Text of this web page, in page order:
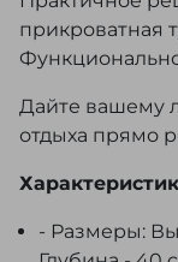
прикроватная
Дайте вашему
отдыха прямо
- Размеры: